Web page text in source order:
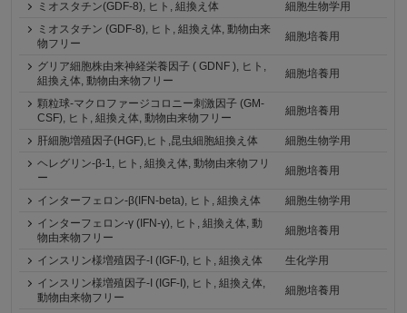
ミオスタチン(GDF-8), ヒト, 組換え体
細胞生物学用
ミオスタチン (GDF-8), ヒト, 組換え体, 動物由来
物フリー
細胞培養用
グリア細胞株由来神経栄養因子 ( GDNF ), ヒト,
組換え体, 動物由来物フリー
細胞培養用
顆粒球-マクロファージコロニー刺激因子 (GM-
CSF), ヒト, 組換え体, 動物由来物フリー
細胞培養用
肝細胞増殖因子(HGF),ヒト,昆虫細胞組換え体
細胞生物学用
ヘレグリン-β-1, ヒト, 組換え体, 動物由来物フリ
ー
細胞培養用
インターフェロン-β(IFN-beta), ヒト, 組換え体
細胞生物学用
インターフェロン-γ (IFN-γ), ヒト, 組換え体, 動
物由来物フリー
細胞培養用
インスリン様増殖因子-I (IGF-I), ヒト, 組換え体
生化学用
インスリン様増殖因子-I (IGF-I), ヒト, 組換え体,
動物由来物フリー
細胞培養用